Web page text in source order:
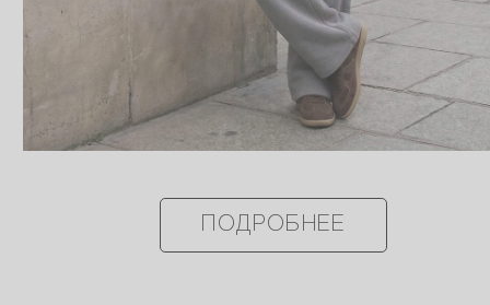
ПОДРОБНЕЕ